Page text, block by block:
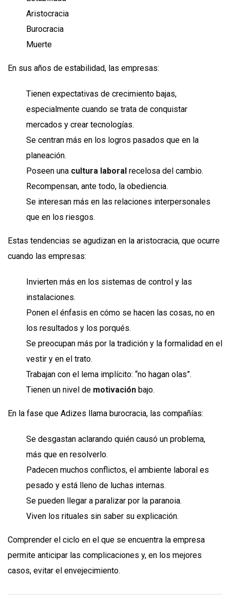
Aristocracia
Burocracia
Muerte
En sus años de estabilidad, las empresas:
Tienen expectativas de crecimiento bajas,
especialmente cuando se trata de conquistar
mercados y crear tecnologías.
Se centran más en los logros pasados que en la
planeación.
Poseen una cultura laboral recelosa del cambio.
Recompensan, ante todo, la obediencia.
Se interesan más en las relaciones interpersonales
que en los riesgos.
Estas tendencias se agudizan en la aristocracia, que ocurre
cuando las empresas:
Invierten más en los sistemas de control y las
instalaciones.
Ponen el énfasis en cómo se hacen las cosas, no en
los resultados y los porqués.
Se preocupan más por la tradición y la formalidad en el
vestir y en el trato.
Trabajan con el lema implícito: “no hagan olas”.
Tienen un nivel de motivación bajo.
En la fase que Adizes llama burocracia, las compañías:
Se desgastan aclarando quién causó un problema,
más que en resolverlo.
Padecen muchos conflictos, el ambiente laboral es
pesado y está lleno de luchas internas.
Se pueden llegar a paralizar por la paranoia.
Viven los rituales sin saber su explicación.
Comprender el ciclo en el que se encuentra la empresa
permite anticipar las complicaciones y, en los mejores
casos, evitar el envejecimiento.